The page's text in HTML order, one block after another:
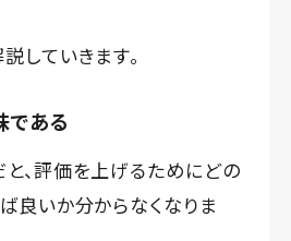
していきます。
である
、評価を上げるためにどの
良いか分からなくなりま